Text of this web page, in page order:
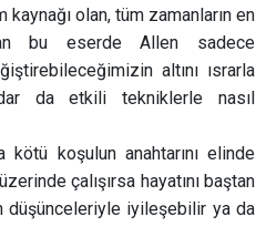
olan, tüm zamanların en
bu eserde Allen sadece
altını ısrarla
da etkili tekniklerle nasıl
koşulun anahtarını elinde
çalışırsa hayatını baştan
düşünceleriyle iyileşebilir ya da